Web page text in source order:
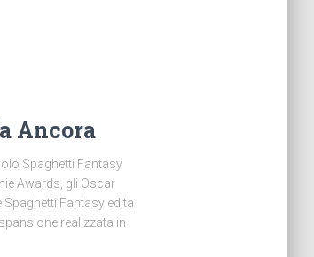
Ancora
Spaghetti Fantasy
Awards, gli Oscar
Fantasy edita
realizzata in